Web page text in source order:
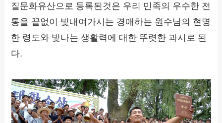
질문화유산으로 등록된것은 우리 민족의 우수한 전
통을 끝없이 빛내여가시는 경애하는 원수님의 현명
한 령도와 빛나는 생활력에 대한 뚜렷한 과시로 된
다.